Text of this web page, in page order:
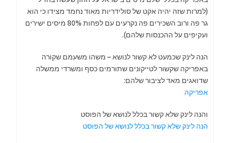
(למרות שזה יהיה אקט של סולידריות מאוד נחמד מצידו כי הוא
גר פה ורוב השכירים פה נקרעים עם לפחות 80% מיסים ישירים
ועקיפים על ההכנסות שלהם).
הנה לינק שכמעט לא קשור לנושא – משהו משעמם שקורה
באפריקה שקשור לטייקונים שתורמים כסף ומשרדי ממשלה
שדואגים מאד לציבור שלהם:
אפריקה
והנה לינק שלא קשור בכלל לנושא של הפוסט
הנה לינק שלא קשור בכלל לנושא של הפוסט